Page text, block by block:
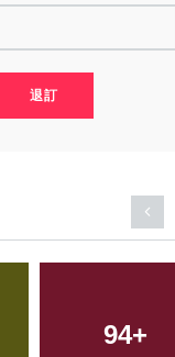
退訂
94+
890+